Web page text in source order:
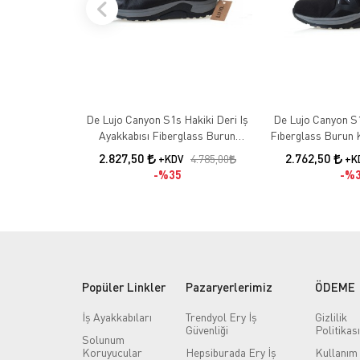
De Lujo Canyon S1s Hakiki Deri Iş
Ayakkabısı Fiberglass Burun
Kevlar Ara Taban Siyah Deri
2.827,50 +KDV 4.785,00
%35
De Lujo Canyon
Fıberglass Burun
2.762,50
Popüler Linkler
İş Ayakkabıları
Solunum
Koruyucular
Pazaryerlerimiz
Trendyol Ery İş
Güvenliği
Hepsiburada Ery İş
ÖDEME
Gizlilik
Politikası
Kullanım